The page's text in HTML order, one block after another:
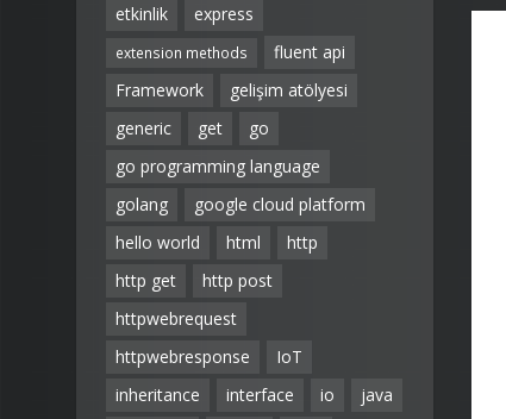
etkinlik
express
extension methods
fluent api
Framework
gelişim atölyesi
generic
get
go
go programming language
golang
google cloud platform
hello world
html
http
http get
http post
httpwebrequest
httpwebresponse
IoT
inheritance
interface io
java